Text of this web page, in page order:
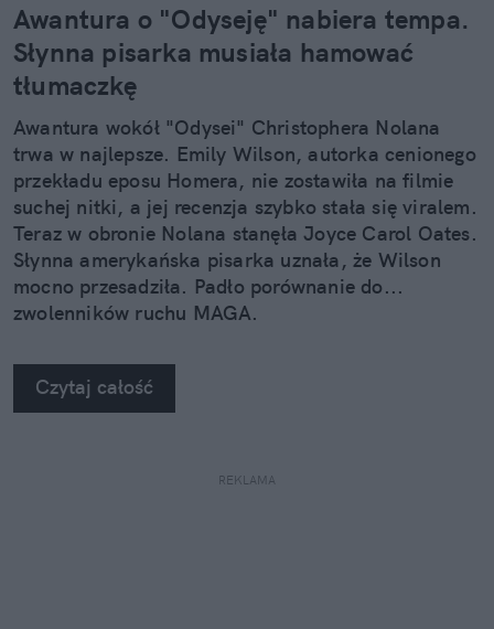
Awantura o "Odyseję" nabiera tempa.
Słynna pisarka musiała hamować
tłumaczkę
Awantura wokół "Odysei" Christophera Nolana
trwa w najlepsze. Emily Wilson, autorka cenionego
przekładu eposu Homera, nie zostawiła na filmie
suchej nitki, a jej recenzja szybko stała się viralem.
Teraz w obronie Nolana stanęła Joyce Carol Oates.
Słynna amerykańska pisarka uznała, że Wilson
mocno przesadziła. Padło porównanie do...
zwolenników ruchu MAGA.
Czytaj całość
REKLAMA